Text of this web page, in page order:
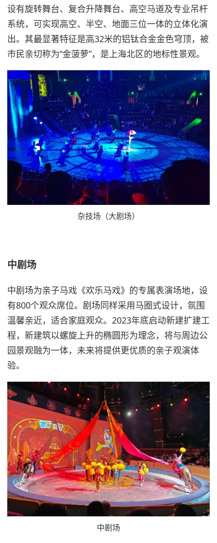
设有旋转舞台、复合升降舞台、高空马道及专业吊杆
系统，可实现高空、半空、地面三位一体的立体化演
出。其最显著特征是高32米的铝钛合金金色穹顶，被
市民亲切称为“金菠萝”，是上海北区的地标性景观。
杂技场（大剧场）
中剧场
中剧场为亲子马戏《欢乐马戏》的专属表演场地，设
有800个观众席位。剧场同样采用马圈式设计，氛围
温馨亲近，适合家庭观众。2023年底启动新建扩建工
程，新建筑以螺旋上升的椭圆形为理念，将与周边公
园景观融为一体，未来将提供更优质的亲子观演体
验。
中剧场